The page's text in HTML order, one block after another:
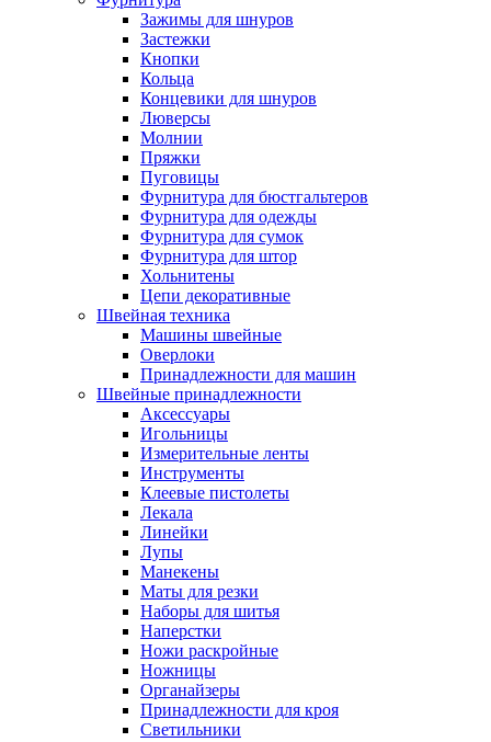
Зажимы для шнуров
Застежки
Кнопки
Кольца
Концевики для шнуров
Люверсы
Молнии
Пряжки
Пуговицы
Фурнитура для бюстгальтеров
Фурнитура для одежды
Фурнитура для сумок
Фурнитура для штор
Хольнитены
Цепи декоративные
Швейная техника
Машины швейные
Оверлоки
Принадлежности для машин
Швейные принадлежности
Аксессуары
Игольницы
Измерительные ленты
Инструменты
Клеевые пистолеты
Лекала
Линейки
Лупы
Манекены
Маты для резки
Наборы для шитья
Наперстки
Ножи раскройные
Ножницы
Органайзеры
Принадлежности для кроя
Светильники